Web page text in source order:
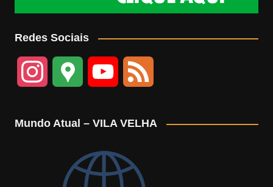
Redes Sociais
g T
Mundo Atual – VILA VELHA